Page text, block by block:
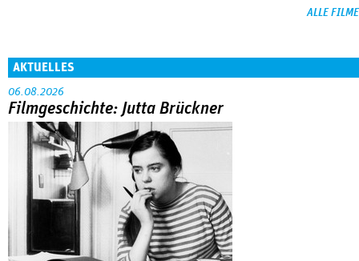
ALLE FILME
AKTUELLES
06.08.2026
Filmgeschichte: Jutta Brückner